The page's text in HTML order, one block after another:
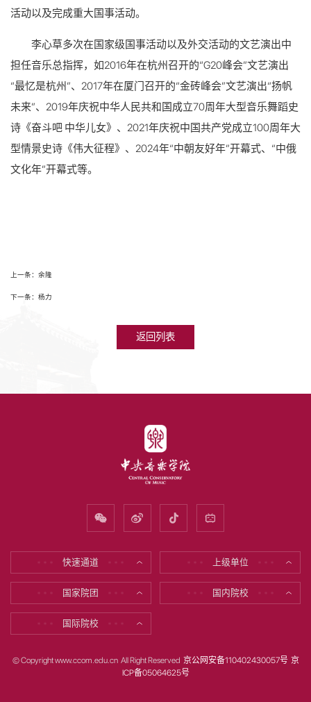
活动以及完成重大国事活动。
李心草多次在国家级国事活动以及外交活动的文艺演出中
担任音乐总指挥，如2016年在杭州召开的“G20峰会”文艺演出
“最忆是杭州”、2017年在厦门召开的“金砖峰会”文艺演出“扬帆
未来”、2019年庆祝中华人民共和国成立70周年大型音乐舞蹈史
诗《奋斗吧 中华儿女》、2021年庆祝中国共产党成立100周年大
型情景史诗《伟大征程》、2024年“中朝友好年”开幕式、“中俄
文化年”开幕式等。
上一条：余隆
下一条：杨力
返回列表
快速通道 上级单位
国家院团 国内院校
国际院校
© Copyright www.ccom.edu.cn All Right Reserved 京公网安备110402430057号 京
ICP备05064625号